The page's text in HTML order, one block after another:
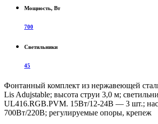
Мощность, Вт
700
Светильники
45
Фонтанный комплект из нержавеющей
Lis Adujstable; высота струи 3,0 м;
UL416.RGB.PVM. 15Вт/12-24В — 3 шт.;
700Вт/220В; регулируемые опоры, крепеж